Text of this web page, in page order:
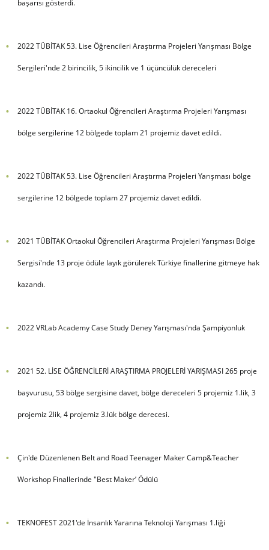
başarısı gösterdi.
2022 TÜBİTAK 53. Lise Öğrencileri Araştırma Projeleri Yarışması Bölge
Sergileri'nde 2 birincilik, 5 ikincilik ve 1 üçüncülük dereceleri
2022 TÜBİTAK 16. Ortaokul Öğrencileri Araştırma Projeleri Yarışması
bölge sergilerine 12 bölgede toplam 21 projemiz davet edildi.
2022 TÜBİTAK 53. Lise Öğrencileri Araştırma Projeleri Yarışması bölge
sergilerine 12 bölgede toplam 27 projemiz davet edildi.
2021 TÜBİTAK Ortaokul Öğrencileri Araştırma Projeleri Yarışması Bölge
Sergisi'nde 13 proje ödüle layık görülerek Türkiye finallerine gitmeye hak
kazandı.
2022 VRLab Academy Case Study Deney Yarışması'nda Şampiyonluk
2021 52. LİSE ÖĞRENCİLERİ ARAŞTIRMA PROJELERİ YARIŞMASI 265 proje
başvurusu, 53 bölge sergisine davet, bölge dereceleri 5 projemiz 1.lik, 3
projemiz 2lik, 4 projemiz 3.lük bölge derecesi.
Çin'de Düzenlenen Belt and Road Teenager Maker Camp&Teacher
Workshop Finallerinde "Best Maker’ Ödülü
TEKNOFEST 2021'de İnsanlık Yararına Teknoloji Yarışması 1.liği